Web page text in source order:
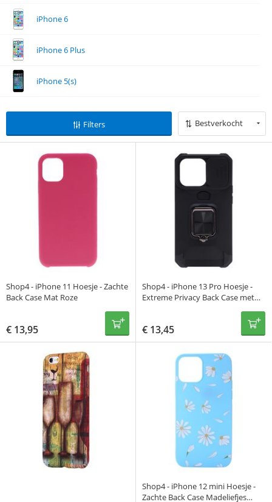
iPhone 6
iPhone 6 Plus
iPhone 5(s)
Filters Bestverkocht
Shop4 - iPhone 11 Hoesje - Zachte
Back Case Mat Roze
€ 13,95
Shop4 - iPhone 13 Pro Hoesje -
Extreme Privacy Back Case met
€ 13,45
Shop4 - iPhone 12 mini Hoesje -
Zachte Back Case Madeliefjes